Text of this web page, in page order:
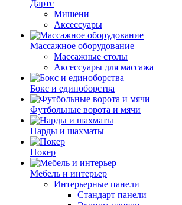
Дартс
Мишени
Аксессуары
Массажное оборудование
Массажные столы
Аксессуары для массажа
Бокс и единоборства
Футбольные ворота и мячи
Нарды и шахматы
Покер
Мебель и интерьер
Интерьерные панели
Стандарт панели